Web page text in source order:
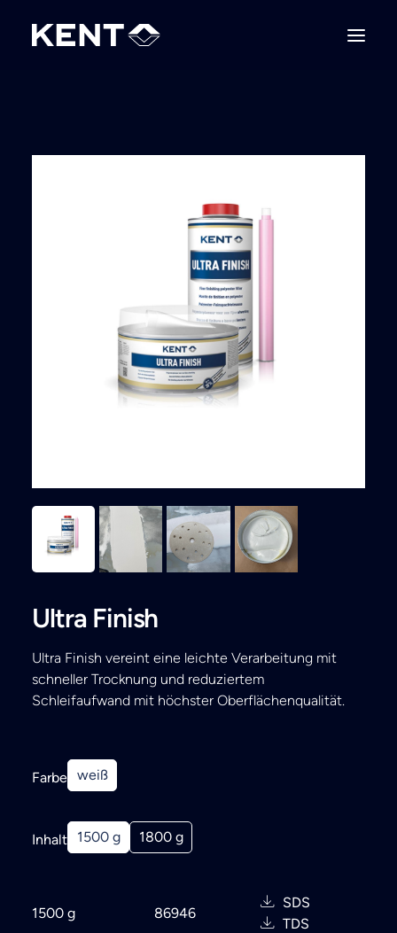
Ultra Finish
Ultra Finish vereint eine leichte Verarbeitung mit
schneller Trocknung und reduziertem
Schleifaufwand mit höchster Oberflächenqualität.
Farbe weiß
Inhalt 1500 g 1800 g
1500 g 86946
SDS
TDS